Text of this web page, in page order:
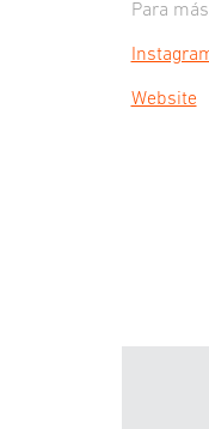
Para
Website